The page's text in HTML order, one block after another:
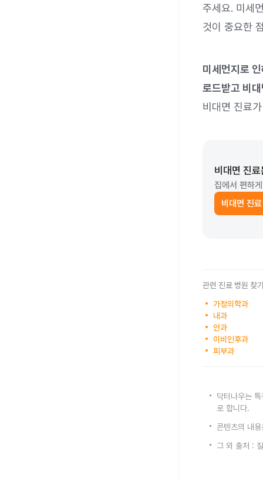
주세요. 미세
것이 중요한
미세먼지로
로드받고 비
비대면 진료
비대면 진
집에서 편하
비대면 진
관련 진료 병원 찾
가정의학과
내과
안과
이비인후과
피부과
닥터나우는
로 합니다.
콘텐츠의 내
그 외 출처 :